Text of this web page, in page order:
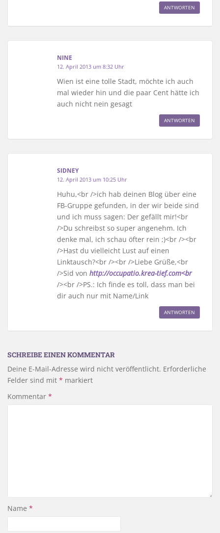
ANTWORTEN
NINE
12. April 2013 um 8:32 Uhr
Wien ist eine tolle Stadt, möchte ich auch
mal wieder hin und die paar Cent hätte ich
auch nicht nein gesagt
ANTWORTEN
SIDNEY
12. April 2013 um 10:25 Uhr
Huhu,<br />ich hab deinen Blog über eine
FB-Gruppe gefunden, in der wir beide sind
und ich muss sagen: Der gefällt mir!<br
/>Du schreibst so super angenehm. Ich
denke mal, ich schau öfter rein ;)<br /><br
/>Hast du vielleicht Lust auf einen
Linktausch?<br /><br />Liebe Grüße,<br
/>Sid von http://occupatio.krea-tief.com<br
/><br />PS.: Ich finde es toll, dass man bei
dir auch nur mit Name/Link
ANTWORTEN
SCHREIBE EINEN KOMMENTAR
Deine E-Mail-Adresse wird nicht veröffentlicht. Erforderliche
Felder sind mit * markiert
Kommentar *
Name *